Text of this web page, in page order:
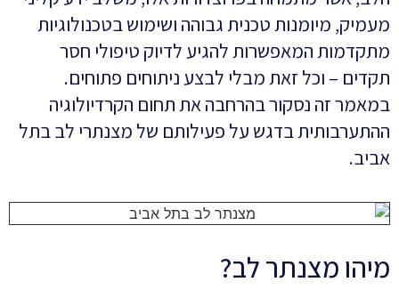
מעמיק, מיומנות טכנית גבוהה ושימוש בטכנולוגיות
מתקדמות המאפשרות להגיע לדיוק טיפולי חסר
תקדים – וכל זאת מבלי לבצע ניתוחים פתוחים.
במאמר זה נסקור בהרחבה את תחום הקרדיולוגיה
ההתערבותית בדגש על פעילותם של מצנתרי לב בתל
אביב.
מיהו מצנתר לב?